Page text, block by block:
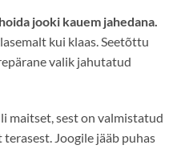
jooki kauem jahedana.
kui klaas. Seetõttu
valik jahutatud
maitset, sest on valmistatud
Joogile jääb puhas